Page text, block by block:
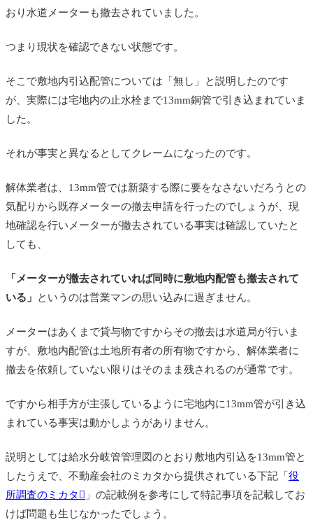
おり水道メーターも撤去されていました。
つまり現状を確認できない状態です。
そこで敷地内引込配管については「無し」と説明したのです
が、実際には宅地内の止水栓まで13mm銅管で引き込まれていま
した。
それが事実と異なるとしてクレームになったのです。
解体業者は、13mm管では新築する際に要をなさないだろうとの
気配りから既存メーターの撤去申請を行ったのでしょうが、現
地確認を行いメーターが撤去されている事実は確認していたと
しても、
「メーターが撤去されていれば同時に敷地内配管も撤去されて
いる」
というのは営業マンの思い込みに過ぎません。
メーターはあくまで貸与物ですからその撤去は水道局が行いま
すが、敷地内配管は土地所有者の所有物ですから、解体業者に
撤去を依頼していない限りはそのまま残されるのが通常です。
ですから相手方が主張しているように宅地内に13mm管が引き込
まれている事実は動かしようがありません。
説明としては給水分岐管管理図のとおり敷地内引込を13mm管と
したうえで、不動産会社のミカタから提供されている下記「 役
所調査のミカタ
」の記載例を参考にして特記事項を記載してお
けば問題も生じなかったでしょう。